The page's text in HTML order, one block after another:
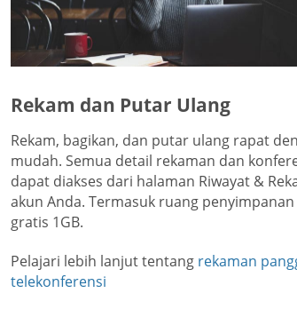
Rekam dan Putar Ulang
Rekam, bagikan, dan putar ulang rapat
mudah. Semua detail rekaman dan
dapat diakses dari halaman Riwayat &
akun Anda. Termasuk ruang penyimpanan
gratis 1GB.
Pelajari lebih lanjut tentang rekaman
telekonferensi